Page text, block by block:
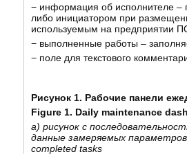
− информация об исполнителе –
либо инициатором при
используемым на предприятии
− выполненные работы –
− поле для текстового
Рисунок 1. Рабочие панели
Figure 1. Daily maintenance
а) рисунок с
данные замеряемых параметров
completed tasks